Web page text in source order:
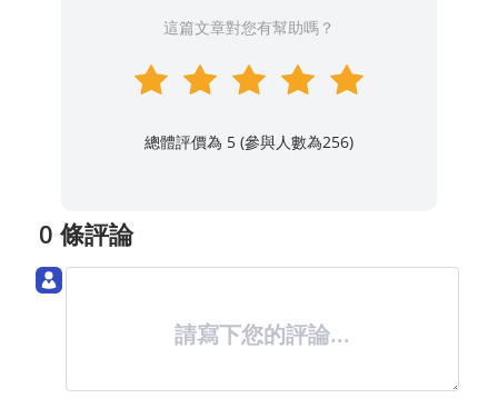
這篇文章對您有幫助嗎？
總體評價為 5 (參與人數為256)
0 條評論
請寫下您的評論...